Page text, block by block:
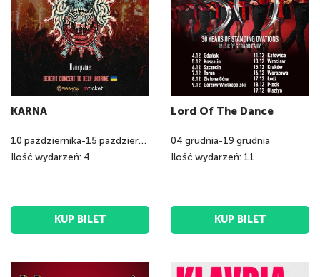
KARNA
10 października-15 października
Ilość wydarzeń: 4
KUP BILET
Lord Of The Dance
04 grudnia-19 grudnia
Ilość wydarzeń: 11
KUP BILET